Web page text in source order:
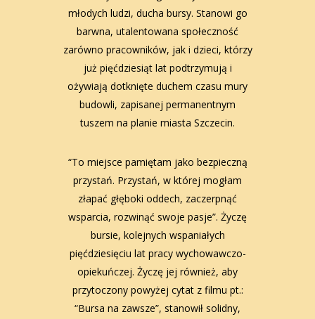
młodych ludzi, ducha bursy. Stanowi go
barwna, utalentowana społeczność
zarówno pracowników, jak i dzieci, którzy
już pięćdziesiąt lat podtrzymują i
ożywiają dotknięte duchem czasu mury
budowli, zapisanej permanentnym
tuszem na planie miasta Szczecin.
“To miejsce pamiętam jako bezpieczną
przystań. Przystań, w której mogłam
złapać głęboki oddech, zaczerpnąć
wsparcia, rozwinąć swoje pasje”. Życzę
bursie, kolejnych wspaniałych
pięćdziesięciu lat pracy wychowawczo-
opiekuńczej. Życzę jej również, aby
przytoczony powyżej cytat z filmu pt.:
“Bursa na zawsze”, stanowił solidny,